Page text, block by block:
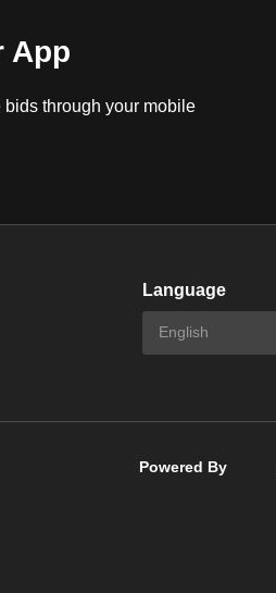
App
through your mobile
Language
Powered By